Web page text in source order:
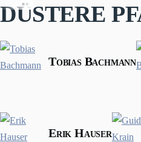
DÜSTERE
Tobias Bachmann
Erik Hauser